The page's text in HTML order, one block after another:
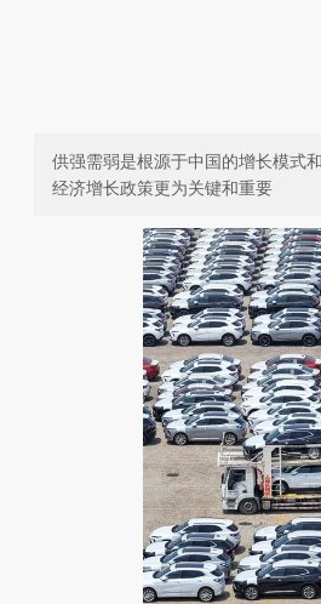
供强需弱是根源于中国的增长模式
经济增长政策更为关键和重要